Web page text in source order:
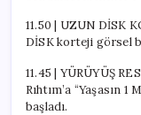
11.50 | UZUN DİSK
DİSK korteji görsel
11.45 | YÜRÜYÜŞ
Rıhtım’a “Yaşasın
başladı.